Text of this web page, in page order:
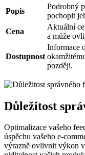
Popis
Podrobný
pochopit
Cena
Aktuální
a může
Dostupnost
Informace
později.
Důležitost
Optimalizace vašeho
úspěchu vašeho e-
výrazně ovlivnit výkon